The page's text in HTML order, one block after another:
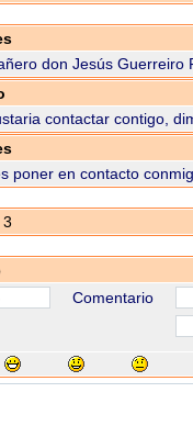
don Jesús
contactar contigo,
poner en contacto
Comentario